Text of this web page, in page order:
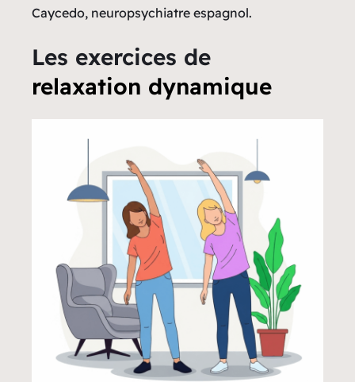
Caycedo, neuropsychiatre espagnol.
Les exercices de
relaxation dynamique